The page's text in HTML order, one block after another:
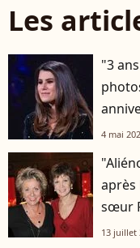
Les
"3
4 mai
après
sœur
13 juillet